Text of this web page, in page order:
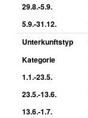
29.8.-5.9.
5.9.-31.12.
Unterkunftstyp
Kategorie
1.1.-23.5.
23.5.-13.6.
13.6.-1.7.